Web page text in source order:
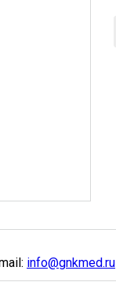
info@gnkmed.ru